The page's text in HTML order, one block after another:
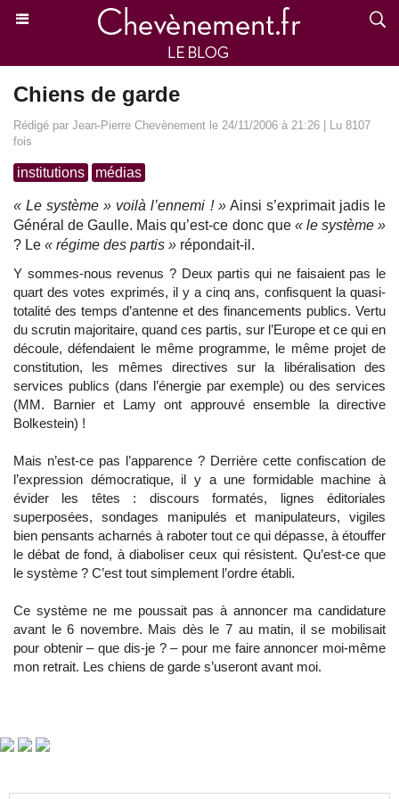
Chiens de garde
Rédigé par Jean-Pierre Chevènement le 24/11/2006 à 21:26 | Lu 8107
fois
institutions médias
« Le système » voilà l’ennemi ! »Ainsi s’exprimait jadis le
Général de Gaulle. Mais qu’est-ce donc que « le système »
? Le « régime des partis » répondait-il.
Y sommes-nous revenus ? Deux partis qui ne faisaient pas le
quart des votes exprimés, il y a cinq ans, confisquent la quasi-
totalité des temps d’antenne et des financements publics. Vertu
du scrutin majoritaire, quand ces partis, sur l’Europe et ce qui en
découle, défendaient le même programme, le même projet de
constitution, les mêmes directives sur la libéralisation des
services publics (dans l’énergie par exemple) ou des services
(MM. Barnier et Lamy ont approuvé ensemble la directive
Bolkestein) !
Mais n’est-ce pas l’apparence ? Derrière cette confiscation de
l’expression démocratique, il y a une formidable machine à
évider les têtes : discours formatés, lignes éditoriales
superposées, sondages manipulés et manipulateurs, vigiles
bien pensants acharnés à raboter tout ce qui dépasse, à étouffer
le débat de fond, à diaboliser ceux qui résistent. Qu’est-ce que
le système ? C’est tout simplement l’ordre établi.
Ce système ne me poussait pas à annoncer ma candidature
avant le 6 novembre. Mais dès le 7 au matin, il se mobilisait
pour obtenir – que dis-je ? – pour me faire annoncer moi-même
mon retrait. Les chiens de garde s’useront avant moi.